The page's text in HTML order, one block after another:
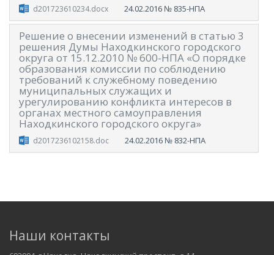
d201723610234.docx 24.02.2016 № 835-НПА
Решение о внесении изменений в статью 3
решения Думы Находкинского городского
округа от 15.12.2010 № 600-НПА «О порядке
образования комиссии по соблюдению
требований к служебному поведению
муниципальных служащих и
урегулированию конфликта интересов в
органах местного самоуправления
Находкинского городского округа»
d2017236102158.doc 24.02.2016 № 832-НПА
Наши контакты